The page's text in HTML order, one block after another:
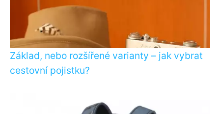
Základ, nebo rozšířené varianty – jak vybrat
cestovní pojistku?